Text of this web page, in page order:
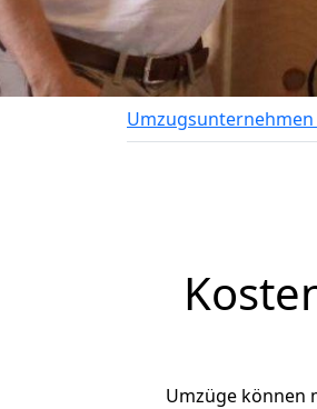
Umzugsunternehmen
Umzüge können